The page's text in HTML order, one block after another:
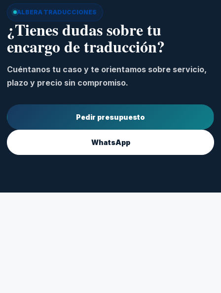
ALBERA TRADUCCIONES
¿Tienes dudas sobre tu
encargo de traducción?
Cuéntanos tu caso y te orientamos sobre servicio,
plazo y precio sin compromiso.
Pedir presupuesto
WhatsApp